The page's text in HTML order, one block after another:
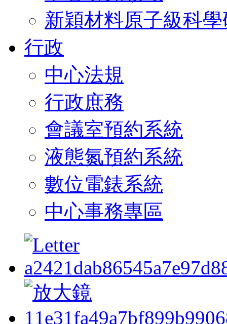
新穎材料原子級科
行政
中心法規
行政庶務
會議室預約系統
液態氮預約系統
數位電錶系統
中心事務專區